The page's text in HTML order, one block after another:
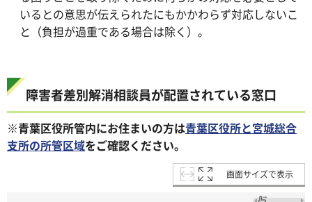
いるとの意思が伝えられたにもかかわらず対応しないこ
と（負担が過重である場合は除く）。
障害者差別解消相談員が配置されている窓口
※青葉区役所管内にお住まいの方は青葉区役所と宮城総合
支所の所管区域をご確認ください。
画面サイズで表示